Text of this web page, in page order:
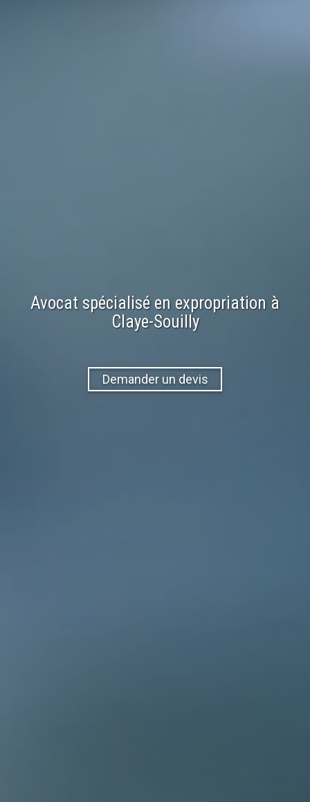
Avocat spécialisé en expropriation à
Claye-Souilly
Demander un devis